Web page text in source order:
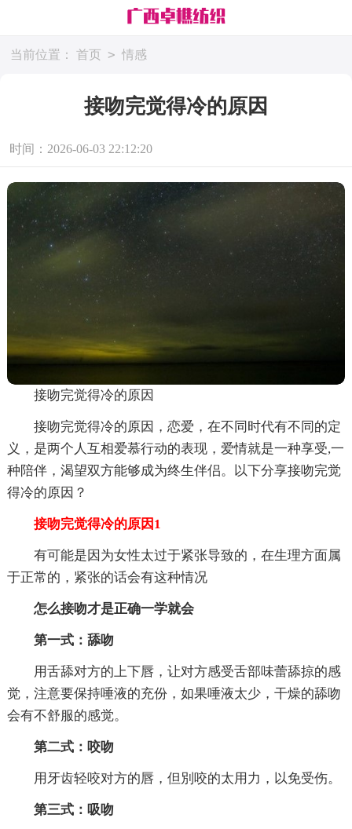
当前位置： 首页 > 情感
接吻完觉得冷的原因
时间：2026-06-03 22:12:20
接吻完觉得冷的原因
接吻完觉得冷的原因，恋爱，在不同时代有不同的定
义，是两个人互相爱慕行动的表现，爱情就是一种享受,一
种陪伴，渴望双方能够成为终生伴侣。以下分享接吻完觉
得冷的原因？
接吻完觉得冷的原因1
有可能是因为女性太过于紧张导致的，在生理方面属
于正常的，紧张的话会有这种情况
怎么接吻才是正确一学就会
第一式：舔吻
用舌舔对方的上下唇，让对方感受舌部味蕾舔掠的感
觉，注意要保持唾液的充份，如果唾液太少，干燥的舔吻
会有不舒服的感觉。
第二式：咬吻
用牙齿轻咬对方的唇，但別咬的太用力，以免受伤。
第三式：吸吻